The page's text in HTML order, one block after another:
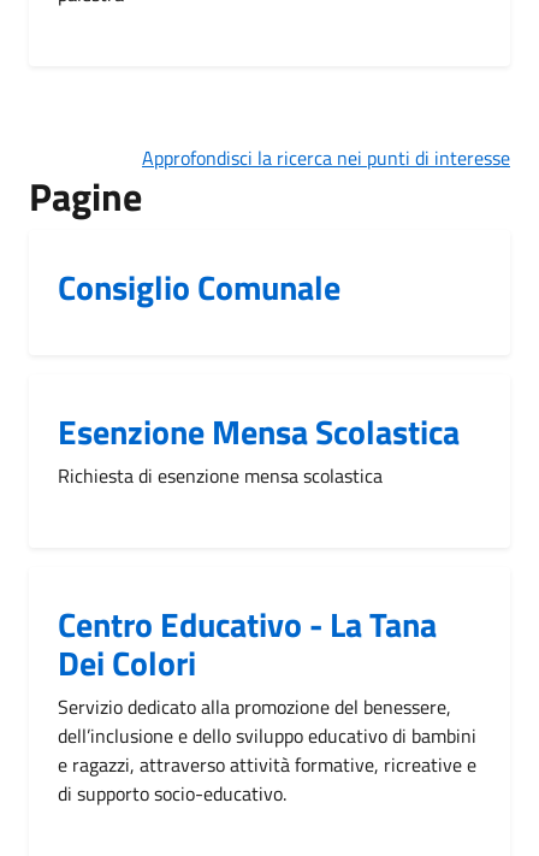
Approfondisci la ricerca nei punti di interesse
Pagine
Consiglio Comunale
Esenzione Mensa Scolastica
Richiesta di esenzione mensa scolastica
Centro Educativo - La Tana
Dei Colori
Servizio dedicato alla promozione del benessere,
dell’inclusione e dello sviluppo educativo di bambini
e ragazzi, attraverso attività formative, ricreative e
di supporto socio-educativo.